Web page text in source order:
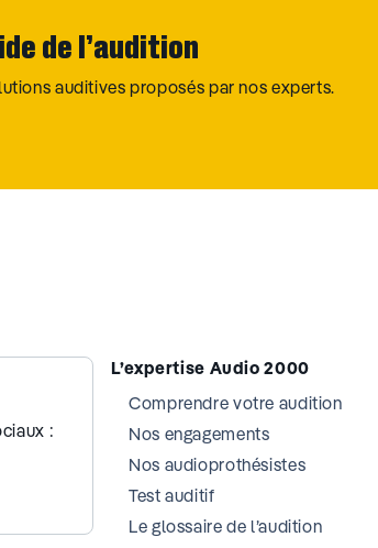
de l’audition
auditives proposés par nos experts.
:
L’expertise Audio 2000
Comprendre votre audition
Nos engagements
Nos audioprothésistes
Test auditif
Le glossaire de l’audition